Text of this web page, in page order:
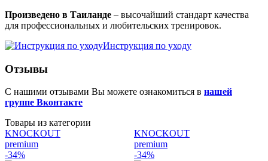
Произведено в Таиланде – высочайший стандарт качества
для профессиональных и любительских тренировок.
Инструкция по уходу
Отзывы
С нашими отзывами Вы можете ознакомиться в нашей
группе Вконтакте
Товары из категории
KNOCKOUT
premium
-34%
KNOCKOUT
premium
-34%